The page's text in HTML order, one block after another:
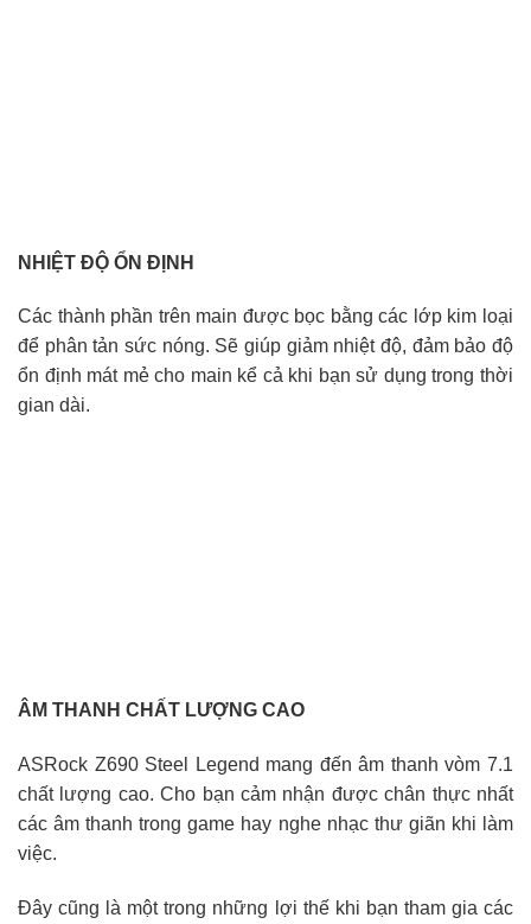
NHIỆT ĐỘ ỔN ĐỊNH
Các thành phần trên main được bọc bằng các lớp kim loại
để phân tản sức nóng. Sẽ giúp giảm nhiệt độ, đảm bảo độ
ổn định mát mẻ cho main kể cả khi bạn sử dụng trong thời
gian dài.
ÂM THANH CHẤT LƯỢNG CAO
ASRock Z690 Steel Legend mang đến âm thanh vòm 7.1
chất lượng cao. Cho bạn cảm nhận được chân thực nhất
các âm thanh trong game hay nghe nhạc thư giãn khi làm
việc.
Đây cũng là một trong những lợi thế khi bạn tham gia các